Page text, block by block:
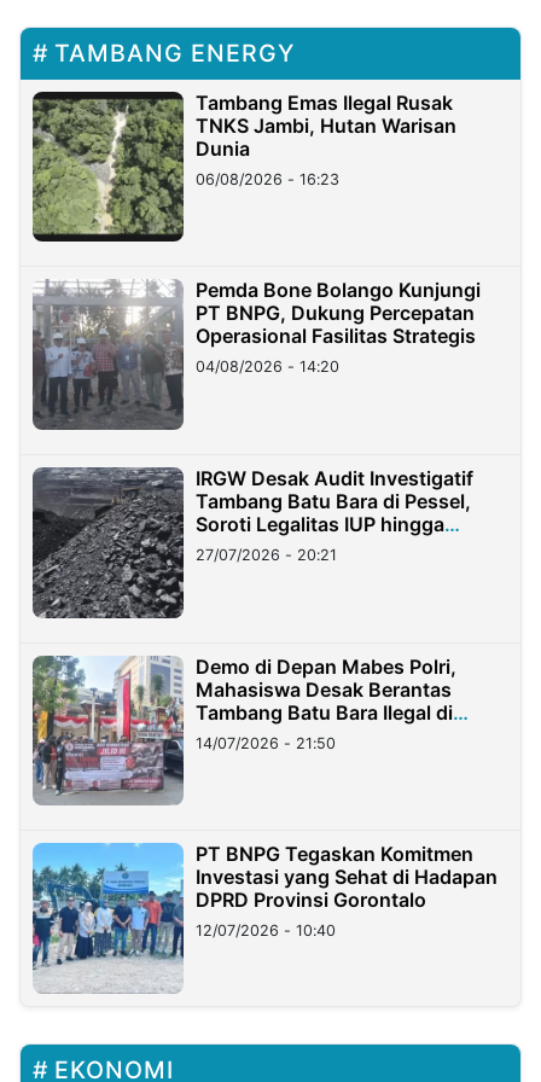
TAMBANG ENERGY
Tambang Emas Ilegal Rusak
TNKS Jambi, Hutan Warisan
Dunia
06/08/2026 - 16:23
Pemda Bone Bolango Kunjungi
PT BNPG, Dukung Percepatan
Operasional Fasilitas Strategis
04/08/2026 - 14:20
IRGW Desak Audit Investigatif
Tambang Batu Bara di Pessel,
Soroti Legalitas IUP hingga
Stockpile
27/07/2026 - 20:21
Demo di Depan Mabes Polri,
Mahasiswa Desak Berantas
Tambang Batu Bara Ilegal di
Lampung
14/07/2026 - 21:50
PT BNPG Tegaskan Komitmen
Investasi yang Sehat di Hadapan
DPRD Provinsi Gorontalo
12/07/2026 - 10:40
EKONOMI